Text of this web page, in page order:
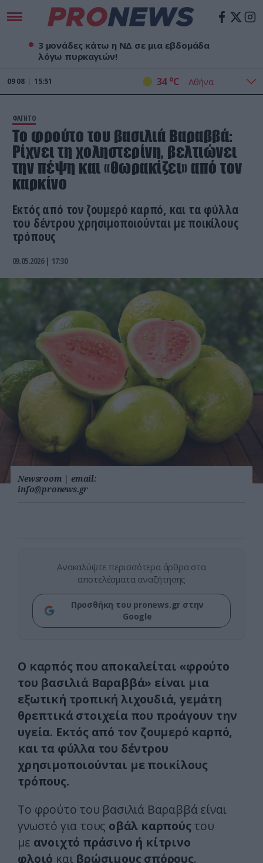
3 μονάδες κάτω η ΝΔ σε μια εβδομάδα
λόγω πυρκαγιών!
09 08 15:51 34 oC
ΦΑΓΗΤΟ
Το φρούτο του βασιλιά Βαραββά:
Ρίχνει τη χοληστερίνη, βελτιώνει
την πέψη και «θωρακίζει» από τον
καρκίνο
Εκτός από τον ζουμερό καρπό, και τα φύλλα
του δέντρου χρησιμοποιούνται με ποικίλους
τρόπους
09.05.2026 | 17:30
Newsroom | email:
info@pronews.gr
Ανακαλύψτε περισσότερα άρθρα στα
αποτελέσματα αναζήτησης
Προσθήκη του pronews.gr στην
Google
Ο καρπός που αποκαλείται «φρούτο
του βασιλιά Βαραββά» είναι μια
εξωτική τροπική λιχουδιά, γεμάτη
θρεπτικά στοιχεία που προάγουν την
υγεία. Εκτός από τον ζουμερό καρπό,
και τα φύλλα του δέντρου
χρησιμοποιούνται με ποικίλους
τρόπους.
Το φρούτο του βασιλιά Βαραββά είναι
γνωστό για τους οβάλ καρπούς του
με ανοιχτό πράσινο ή κίτρινο
φλοιό και βρώσιμους σπόρους.